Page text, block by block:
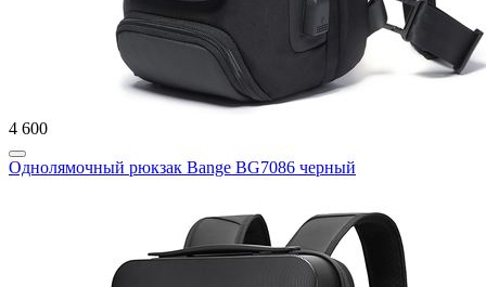
4 600
Однолямочный рюкзак Bange BG7086 черный